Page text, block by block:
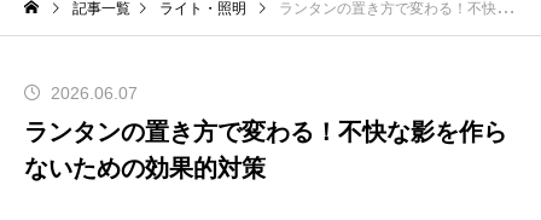
記事一覧 ライト・照明 ランタンの置き方で変わる！不快な影を作らないための効果的対策
2026.06.07
ランタンの置き方で変わる！不快な影を作ら
ないための効果的対策